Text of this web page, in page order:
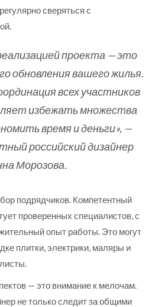
сверяться с
проекта — это
обновления вашего жилья.
всех участников
избежать множества
время и деньги», —
российский дизайнер
Морозова.
подрядчиков. Компетентный
проверенных специалистов, с
опыт работы. Это могут
плитки, электрики, маляры и
— это внимание к мелочам.
не только следит за общими